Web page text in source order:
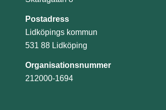
Postadress
Lidköpings kommun
531 88 Lidköping
Organisationsnummer
212000-1694